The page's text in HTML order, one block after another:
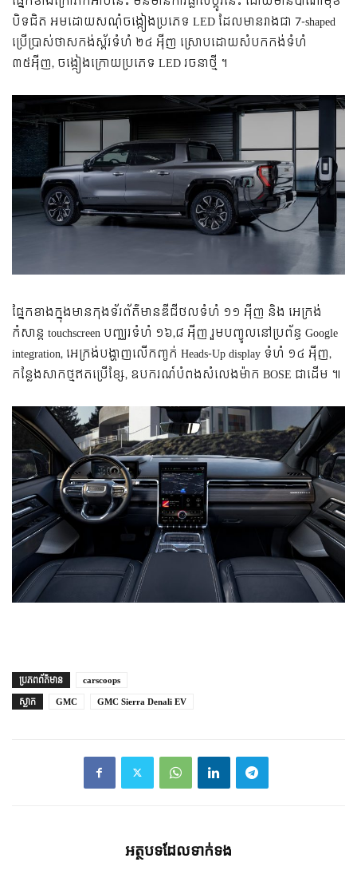
បិទ​ជិត អមដោយសណុំចង្កៀងប្រភេទ LED ដែលមានរាងជា 7-shaped
ប្រើប្រាស់ថាសកង់ស្ព័រទំហំ ២៤ អ៉ីញ ស្រោបដោយសំបកកង់ទំហំ
៣៥អ៉ីញ, ចង្កៀងក្រោយប្រភេទ LED រចនាថ្មី ។
ផ្នែកខាងក្នុងមានកុងទ័រព័ត៌មានឌីជីថលទំហំ ១១ អ៉ីញ និង អេក្រង់
កំសាន្ត touchscreen បញ្ឈរទំហំ ១៦,៨ អ៉ីញ រួមបញ្ចូលនៅប្រព័ន្ធ Google
integration, អេក្រង់បង្ហាញលើកញ្ចក់ Heads-Up display ទំហំ ១៤ អ៉ីញ,
កន្លែងសាកថ្មឥតប្រើខ្សែ, ឧបករណ៍បំពងសំលេងម៉ាក BOSE ជាដើម ៕
ប្រភព​ព័ត៌មាន
carscoops
ស្លាក
GMC GMC Sierra Denali EV
អត្ថបទ​ដែល​ទាក់ទង